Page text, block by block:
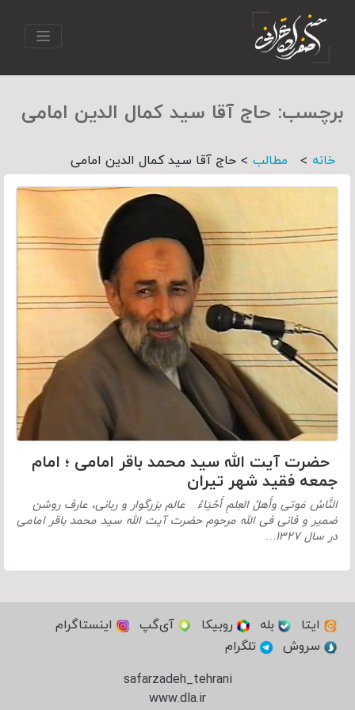
برچسب: حاج آقا سید کمال الدین امامی
خانه > مطالب > حاج آقا سید کمال الدین امامی
حضرت آیت الله سید محمد باقر امامی ؛ امام
جمعه فقید شهر تیران
النَّاسُ مَوتى وأَهلُ العِلمِ أَحْيَاءُ عالم بزرگوار و ربانی، عارف روشن
ضمیر و فانی فی الله مرحوم حضرت آیت الله سید محمد باقر امامی
در سال ۱۳۲۷…
ایتا بله روبیکا آی‌گپ
اینستاگرام
سروش
تلگرام
safarzadeh_tehrani
www.dla.ir